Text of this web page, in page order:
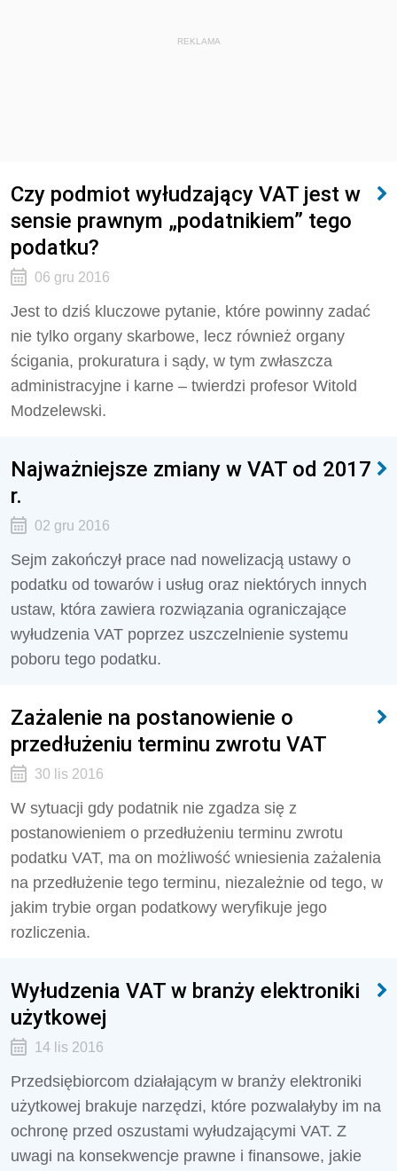
REKLAMA
Czy podmiot wyłudzający VAT jest w
sensie prawnym „podatnikiem” tego
podatku?
06 gru 2016
Jest to dziś kluczowe pytanie, które powinny zadać
nie tylko organy skarbowe, lecz również organy
ścigania, prokuratura i sądy, w tym zwłaszcza
administracyjne i karne – twierdzi profesor Witold
Modzelewski.
Najważniejsze zmiany w VAT od 2017
r.
02 gru 2016
Sejm zakończył prace nad nowelizacją ustawy o
podatku od towarów i usług oraz niektórych innych
ustaw, która zawiera rozwiązania ograniczające
wyłudzenia VAT poprzez uszczelnienie systemu
poboru tego podatku.
Zażalenie na postanowienie o
przedłużeniu terminu zwrotu VAT
30 lis 2016
W sytuacji gdy podatnik nie zgadza się z
postanowieniem o przedłużeniu terminu zwrotu
podatku VAT, ma on możliwość wniesienia zażalenia
na przedłużenie tego terminu, niezależnie od tego, w
jakim trybie organ podatkowy weryfikuje jego
rozliczenia.
Wyłudzenia VAT w branży elektroniki
użytkowej
14 lis 2016
Przedsiębiorcom działającym w branży elektroniki
użytkowej brakuje narzędzi, które pozwalałyby im na
ochronę przed oszustami wyłudzającymi VAT. Z
uwagi na konsekwencje prawne i finansowe, jakie